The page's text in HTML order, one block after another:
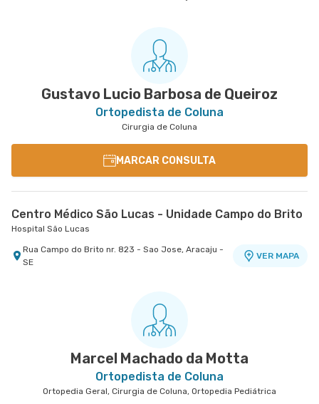
Gustavo Lucio Barbosa de Queiroz
Ortopedista de Coluna
Cirurgia de Coluna
MARCAR CONSULTA
Centro Médico São Lucas - Unidade Campo do Brito
Hospital São Lucas
Rua Campo do Brito nr. 823 - Sao Jose, Aracaju -
SE
VER MAPA
Marcel Machado da Motta
Ortopedista de Coluna
Ortopedia Geral, Cirurgia de Coluna, Ortopedia Pediátrica